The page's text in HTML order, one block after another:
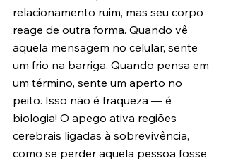
relacionamento ruim, mas seu corpo
reage de outra forma. Quando vê
aquela mensagem no celular, sente
um frio na barriga. Quando pensa em
um término, sente um aperto no
peito. Isso não é fraqueza — é
biologia! O apego ativa regiões
cerebrais ligadas à sobrevivência,
como se perder aquela pessoa fosse